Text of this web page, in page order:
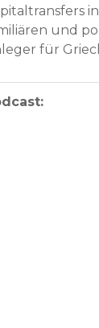
und
für